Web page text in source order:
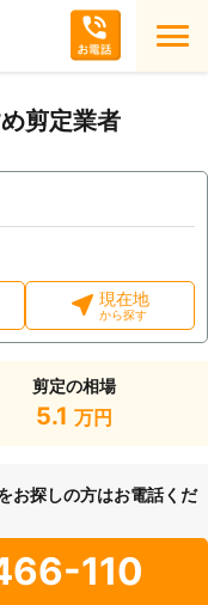
剪定業者
現在地
から探す
剪定の相場
5.1 万円
お探しの方はお電話くだ
110